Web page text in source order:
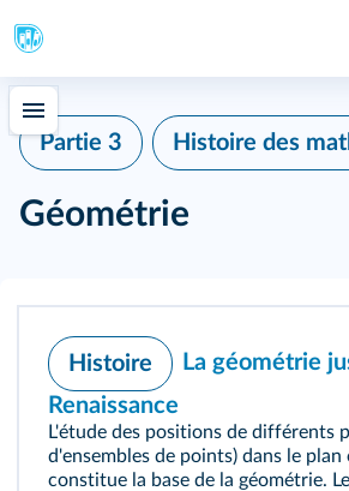
Partie 3 Histoire des
Géométrie
Histoire
La géométrie
Renaissance
L'étude des positions de différents
d'ensembles de points) dans le plan
constitue la base de la géométrie.